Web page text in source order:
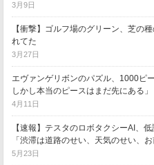
3月9日
【衝撃】ゴルフ場のグリーン、芝の
れてた
3月27日
エヴァンゲリボンのパズル、1000ピ
しかし本当のピースはまだ先にある
4月11日
【速報】テスタのロボタクシーAI、
「渋滞は道路のせい、天気のせい、
5月23日